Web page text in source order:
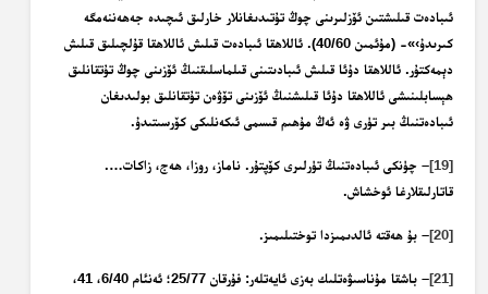
ئىبادەت قىلىشتىن ئۆزلىرىنى چوڭ تۇتىدىغانلار خارلىق ئىچىدە جەھەننەمگە
كىرىدۇ›»- (مۇئمىن 40/60). ئاللاھقا ئىبادەت قىلىش ئاللاھقا قۇلچىلىق قىلىش
دېمەكتۇر. ئاللاھقا دۇئا قىلىش ئىبادىتىنى قىلماسلىقنىڭ ئۆزىنى چوڭ تۇتقانلىق
ھېسابلىنىشى ئاللاھقا دۇئا قىلىشنىڭ ئۆزىنى تۆۋەن تۇتقانلىق بولىدىغان
ئىبادەتنىڭ بىر تۈرى ۋە ئەڭ مۇھىم قىسمى ئىكەنلىكى كۆرسىتىدۇ.
[19]– چۈنكى ئىبادەتنىڭ تۈرلىرى كۆپتۇر. ناماز، روزا، ھەج، زاكات….
قاتارلىقلارغا ئوخشاش.
[20]– بۇ ھەقتە ئالدىمىزدا توختىلىمىز.
[21]
– باشقا مۇناسىۋەتلىك بەزى ئايەتلەر: فۇرقان 25/77؛ ئەنئام 6/40، 41،